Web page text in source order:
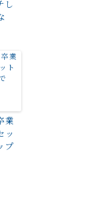
し
業
ッ
プ